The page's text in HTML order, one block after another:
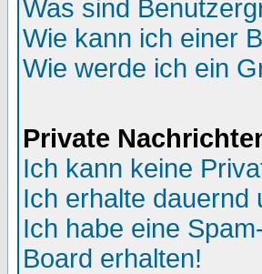
Was sind
Wie kann ich einer
Wie werde ich ein
Private
Ich kann keine
Ich erhalte dauernd
Ich habe eine
Board erhalten!